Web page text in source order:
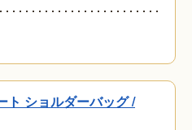
ト ショルダーバッグ /